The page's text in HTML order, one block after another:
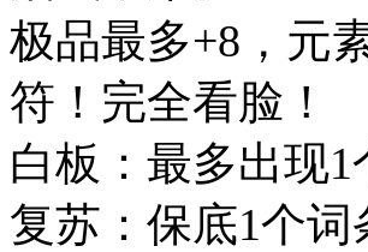
极品最多+8，元
符！完全看脸！
白板：最多出现1
复苏：保底1个